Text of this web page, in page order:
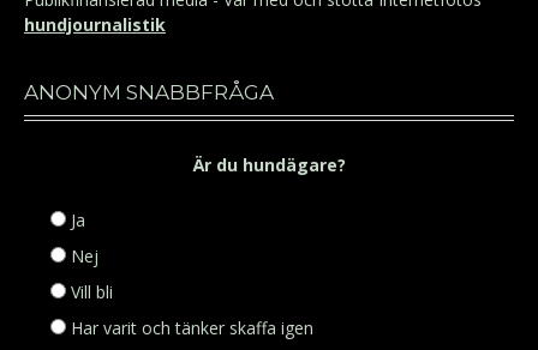
hundjournalistik
ANONYM SNABBFRÅGA
Är du hundägare?
Ja
Nej
Vill bli
Har varit och tänker skaffa igen